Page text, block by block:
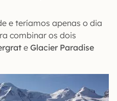
e teríamos apenas o dia
combinar os dois
e Glacier Paradise